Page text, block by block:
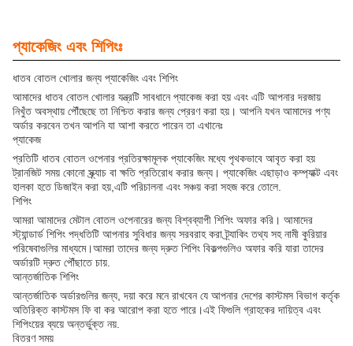
প্যাকেজিং এবং শিপিংঃ
ধাতব বোতল খোলার জন্য প্যাকেজিং এবং শিপিং
আমাদের ধাতব বোতল খোলার যন্ত্রটি সাবধানে প্যাকেজ করা হয় এবং এটি আপনার দরজায়
নিখুঁত অবস্থায় পৌঁছেছে তা নিশ্চিত করার জন্য প্রেরণ করা হয়। আপনি যখন আমাদের পণ্য
অর্ডার করবেন তখন আপনি যা আশা করতে পারেন তা এখানেঃ
প্যাকেজ
প্রতিটি ধাতব বোতল ওপেনার প্রতিরক্ষামূলক প্যাকেজিং মধ্যে পৃথকভাবে আবৃত করা হয়
ট্রানজিট সময় কোনো স্ক্র্যাচ বা ক্ষতি প্রতিরোধ করার জন্য। প্যাকেজিং এছাড়াও কম্প্যাক্ট এবং
হালকা হতে ডিজাইন করা হয়,এটি পরিচালনা এবং সঞ্চয় করা সহজ করে তোলে.
শিপিং
আমরা আমাদের মেটাল বোতল ওপেনারের জন্য বিশ্বব্যাপী শিপিং অফার করি। আমাদের
স্ট্যান্ডার্ড শিপিং পদ্ধতিটি আপনার সুবিধার জন্য সরবরাহ করা ট্র্যাকিং তথ্য সহ নামী কুরিয়ার
পরিষেবাগুলির মাধ্যমে।আমরা তাদের জন্য দ্রুত শিপিং বিকল্পগুলিও অফার করি যারা তাদের
অর্ডারটি দ্রুত পৌঁছাতে চায়.
আন্তর্জাতিক শিপিং
আন্তর্জাতিক অর্ডারগুলির জন্য, দয়া করে মনে রাখবেন যে আপনার দেশের কাস্টমস বিভাগ কর্তৃক
অতিরিক্ত কাস্টমস ফি বা কর আরোপ করা হতে পারে।এই ফিগুলি গ্রাহকের দায়িত্ব এবং
শিপিংয়ের ব্যয়ে অন্তর্ভুক্ত নয়.
বিতরণ সময়